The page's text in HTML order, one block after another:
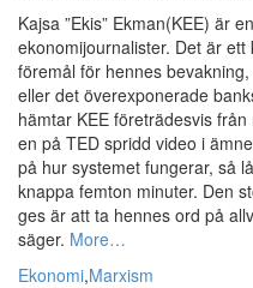
Kajsa ”Ekis” Ekman(KEE) är
ekonomijournalister. Det är
föremål för hennes
eller det överexponerade
hämtar KEE företrädesvis
en på TED spridd video i
på hur systemet fungerar, så
knappa femton minuter. Den
ges är att ta hennes ord på
säger. More…
Ekonomi,Marxism